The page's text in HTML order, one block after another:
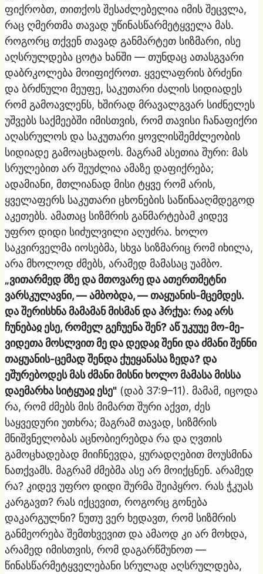
ფიქრობთ, თითქოს შესაძლებელია იმის შეცვლა,
რაც ღმერთმა თავად უწინასწარმეტყველა მას.
როგორც თქვენ თავად განმარტეთ სიზმარი, ისე
აღსრულდება ცოტა ხანში — თუნდაც ათასგვარი
დაბრკოლება მოიფიქროთ. ყველაფრის ბრძენი
და ბრძნული მეუფე, საკუთარი ძალის სიდიადეს
რომ გამოავლენს, ხშირად მრავალგვარ სიძნელეს
უშვებს საქმეებში იმისთვის, რომ თავისი ჩანაფიქრი
აღასრულოს და საკუთარი ყოვლისშემძლეობის
სიდიადე გამოაცხადოს. მაგრამ ასეთია შური: მას
სრულებით არ შეუძლია ამაზე დაფიქრება;
ადამიანი, მთლიანად მისი ტყვე რომ არის,
ყველაფერს საკუთარი ცხონების საწინააღმდეგოდ
აკეთებს. ამათაც სიზმრის განმარტებამ კიდევ
უფრო დიდი სიძულვილი აღუძრა. ხოლო
საკვირველმა იოსებმა, სხვა სიზმარიც რომ იხილა,
არა მხოლოდ ძმებს, არამედ მამასაც უამბო.
„ვითარმედ მზე და მთოვარე და ათერთმეტნი
ვარსკულავნი, — ამბობდა, — თაყუანის-მცემდეს.
და შერისხნა მამამან მისმან და ჰრქუა: რაჲ არს
ჩუნებაჲ ესე, რომელ გეჩუენა შენ? აწ უკუუე მო-მე-
ვიდეთა მოსლვით მე და დედაჲ შენი და ძმანი შენნი
თაყუანის-ცემად შენდა ქუეყანასა ზედა? და
ეშურებოდეს მას ძმანი მისნი ხოლო მამასა მისსა
დაემარხა სიტყუაჲ ესე" (დაბ 37:9–11). მამამ, იცოდა
რა, რომ ძმებს მის მიმართ შური აქვთ, ძეს
საყვედური უთხრა; მაგრამ თავად, სიზმრის
მნიშვნელობას აცნობიერებდა რა და ღვთის
გამოცხადებად მიიჩნევდა, ყურადღებით მოუსმინა
ნათქვამს. მაგრამ ძმებმა ასე არ მოიქცნენ. არამედ
რა? კიდევ უფრო დიდი შურმა შეიპყრო. რას ჭკუას
კარგავთ? რას იქცევით, როგორც გონება
დაკარგულნი? ნუთუ ვერ ხედავთ, რომ სიზმრის
განმეორება შემთხვევით და ამაოდ კი არ მოხდა,
არამედ იმისთვის, რომ დაგარწმუნოთ —
წინასწარმეტყველებანი სრულად აღსრულდება,